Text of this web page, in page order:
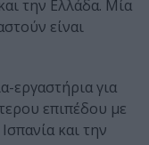
την Ελλάδα. Μία
είναι
εργαστήρια για
επιπέδου με
και την